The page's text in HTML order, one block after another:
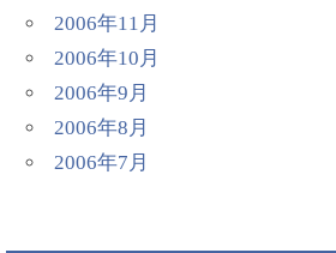
2006年11月
2006年10月
2006年9月
2006年8月
2006年7月